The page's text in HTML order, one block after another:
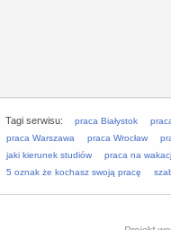
Tagi serwisu: praca Białystok
praca Warszawa
praca Wrocław
jaki kierunek studiów
praca na
5 oznak że kochasz swoją pracę